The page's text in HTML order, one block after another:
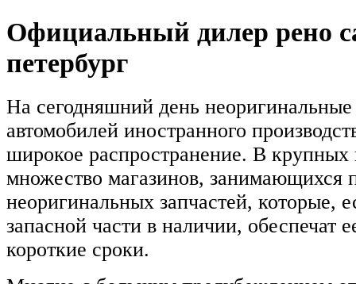
Официальный дилер рено
петербург
На сегодняшний день неоригинальные
автомобилей иностранного
широкое распространение. В крупных
множество магазинов, занимающихся
неоригинальных запчастей, которые,
запасной части в наличии, обеспечат
короткие сроки.